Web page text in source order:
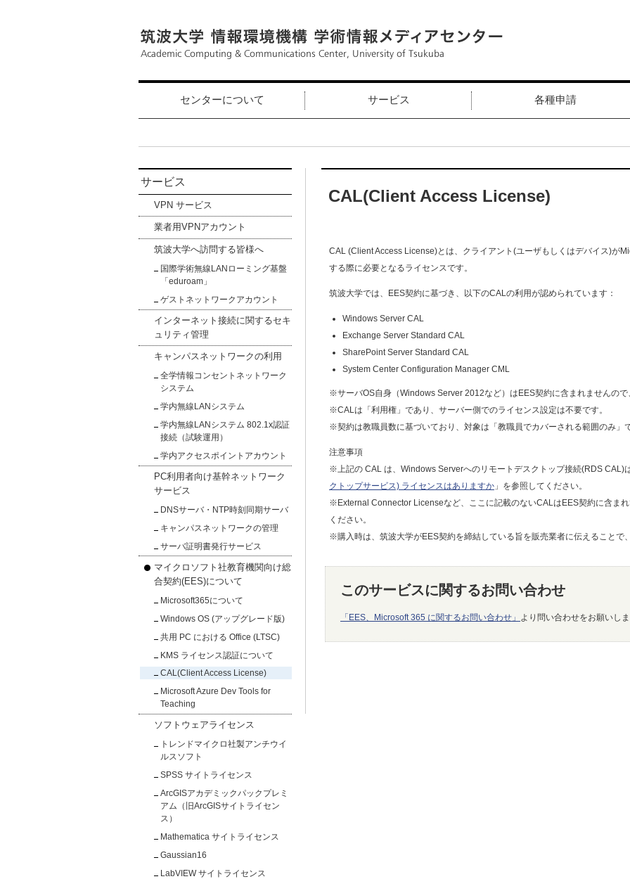
センターについて サービス 各種申請
CAL(Client Access License)
CAL (Client Access License)とは、クライアント(ユーザもしくはデバイス)が
する際に必要となるライセンスです。
筑波大学では、EES契約に基づき、以下のCALの利用が認められています：
Windows Server CAL
Exchange Server Standard CAL
SharePoint Server Standard CAL
System Center Configuration Manager CML
※サーバOS自身（Windows Server 2012など）はEES契約に含まれませんので
※CALは「利用権」であり、サーバー側でのライセンス設定は不要です。
※契約は教職員数に基づいており、対象は「教職員でカバーされる範囲のみ」で
注意事項
※上記の CAL は、Windows Serverへのリモートデスクトップ接続(RDS CAL)
クトップサービス) ライセンスはありますか 」を参照してください。
※External Connector Licenseなど、ここに記載のないCALはEES契約に含ま
ください。
※購入時は、筑波大学がEES契約を締結している旨を販売業者に伝えることで
このサービスに関するお問い合わせ
「EES、Microsoft 365 に関するお問い合わせ」 より問い合わせをお願いしま
サービス
VPN サービス
業者用VPNアカウント
筑波大学へ訪問する皆様へ
国際学術無線LANローミング基盤
「eduroam」
ゲストネットワークアカウント
インターネット接続に関するセキ
ュリティ管理
キャンパスネットワークの利用
全学情報コンセントネットワーク
システム
学内無線LANシステム
学内無線LANシステム 802.1x認証
接続（試験運用）
学内アクセスポイントアカウント
PC利用者向け基幹ネットワーク
サービス
DNSサーバ・NTP時刻同期サーバ
キャンパスネットワークの管理
サーバ証明書発行サービス
マイクロソフト社教育機関向け総
合契約(EES)について
Microsoft365について
Windows OS (アップグレード版)
共用 PC における Office (LTSC)
KMS ライセンス認証について
CAL(Client Access License)
Microsoft Azure Dev Tools for
Teaching
ソフトウェアライセンス
トレンドマイクロ社製アンチウイ
ルスソフト
SPSS サイトライセンス
ArcGISアカデミックパックプレミ
アム（旧ArcGISサイトライセン
ス）
Mathematica サイトライセンス
Gaussian16
LabVIEW サイトライセンス